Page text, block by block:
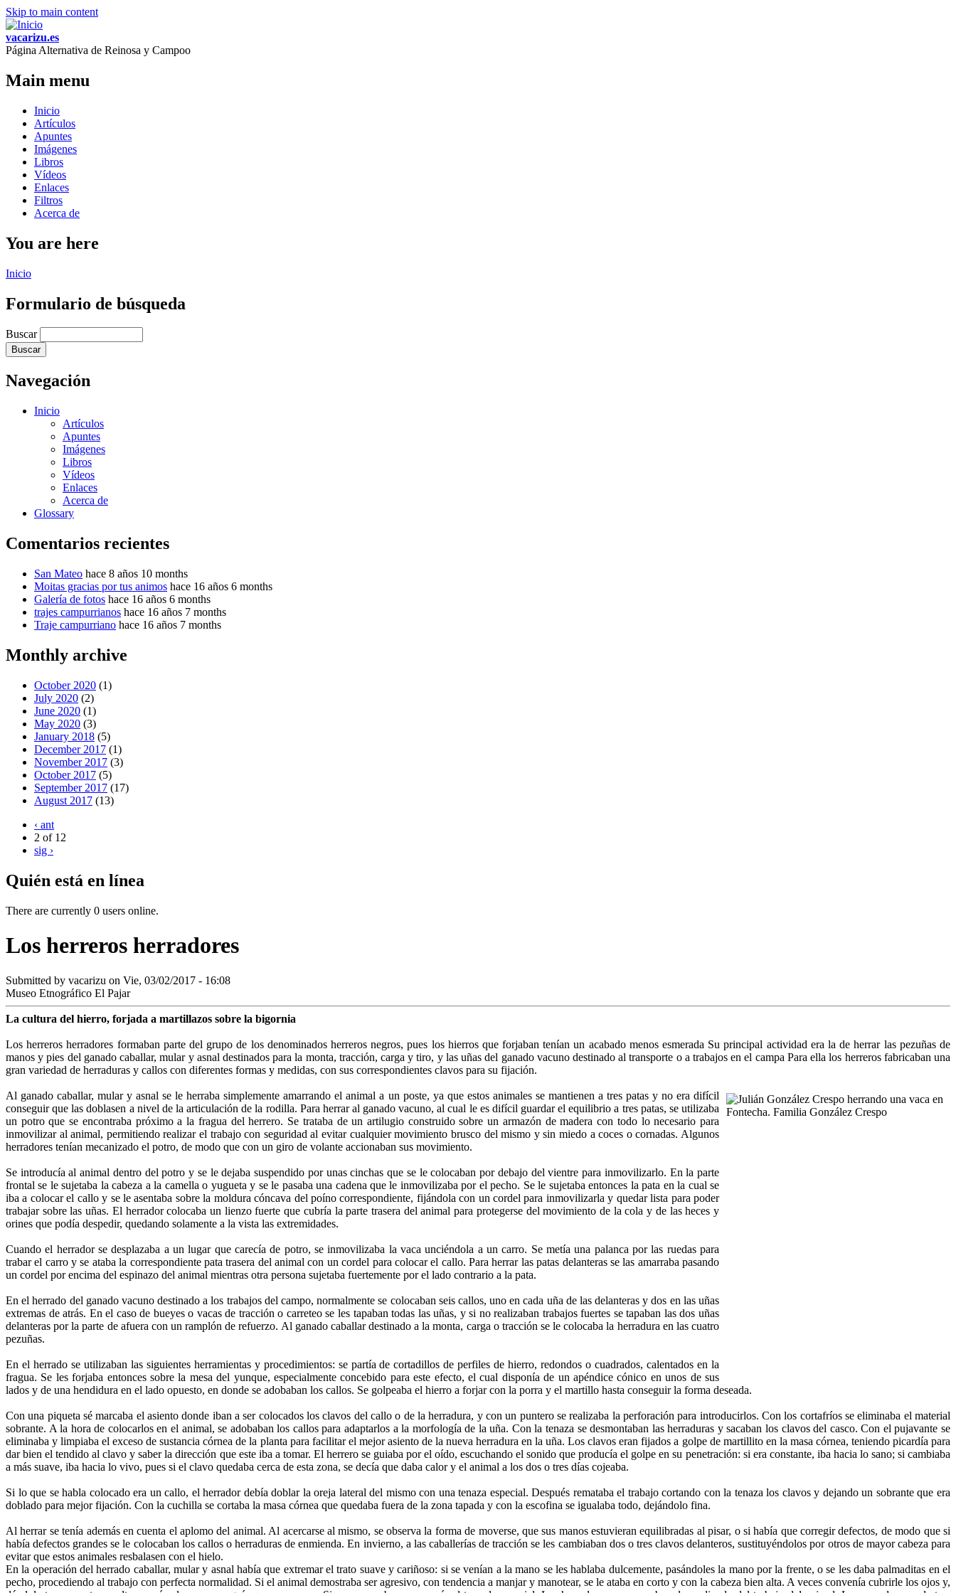
Skip to main content
vacarizu.es
Página Alternativa de Reinosa y Campoo
Main menu
Inicio
Artículos
Apuntes
Imágenes
Libros
Vídeos
Enlaces
Filtros
Acerca de
You are here
Inicio
Formulario de búsqueda
Buscar
Navegación
Inicio
Artículos
Apuntes
Imágenes
Libros
Vídeos
Enlaces
Acerca de
Glossary
Comentarios recientes
San Mateo hace 8 años 10 months
Moitas gracias por tus animos hace 16 años 6 months
Galería de fotos hace 16 años 6 months
trajes campurrianos hace 16 años 7 months
Traje campurriano hace 16 años 7 months
Monthly archive
October 2020 (1)
July 2020 (2)
June 2020 (1)
May 2020 (3)
January 2018 (5)
December 2017 (1)
November 2017 (3)
October 2017 (5)
September 2017 (17)
August 2017 (13)
‹ ant
2 of 12
sig ›
Quién está en línea
There are currently 0 users online.
Los herreros herradores
Submitted by vacarizu on Vie, 03/02/2017 - 16:08
Museo Etnográfico El Pajar
La cultura del hierro, forjada a martillazos sobre la bigornia
Los herreros herradores formaban parte del grupo de los denominados herreros negros, pues los hierros que forjaban tenían un acabado menos esmerada Su principal actividad era la de herrar las pezuñas de
manos y pies del ganado caballar, mular y asnal destinados para la monta, tracción, carga y tiro, y las uñas del ganado vacuno destinado al transporte o a trabajos en el campa Para ella los herreros fabricaban una
gran variedad de herraduras y callos con diferentes formas y medidas, con sus correspondientes clavos para su fijación.
Al ganado caballar, mular y asnal se le herraba simplemente amarrando el animal a un poste, ya que estos animales se mantienen a tres patas y no era difícil
conseguir que las doblasen a nivel de la articulación de la rodilla. Para herrar al ganado vacuno, al cual le es difícil guardar el equilibrio a tres patas, se utilizaba
un potro que se encontraba próximo a la fragua del herrero. Se trataba de un artilugio construido sobre un armazón de madera con todo lo necesario para
inmovilizar al animal, permitiendo realizar el trabajo con seguridad al evitar cualquier movimiento brusco del mismo y sin miedo a coces o cornadas. Algunos
herradores tenían mecanizado el potro, de modo que con un giro de volante accionaban sus movimiento.
Se introducía al animal dentro del potro y se le dejaba suspendido por unas cinchas que se le colocaban por debajo del vientre para inmovilizarlo. En la parte
frontal se le sujetaba la cabeza a la camella o yugueta y se le pasaba una cadena que le inmovilizaba por el pecho. Se le sujetaba entonces la pata en la cual se
iba a colocar el callo y se le asentaba sobre la moldura cóncava del poíno correspondiente, fijándola con un cordel para inmovilizarla y quedar lista para poder
trabajar sobre las uñas. El herrador colocaba un lienzo fuerte que cubría la parte trasera del animal para protegerse del movimiento de la cola y de las heces y
orines que podía despedir, quedando solamente a la vista las extremidades.
Cuando el herrador se desplazaba a un lugar que carecía de potro, se inmovilizaba la vaca unciéndola a un carro. Se metía una palanca por las ruedas para
trabar el carro y se ataba la correspondiente pata trasera del animal con un cordel para colocar el callo. Para herrar las patas delanteras se las amarraba pasando
un cordel por encima del espinazo del animal mientras otra persona sujetaba fuertemente por el lado contrario a la pata.
En el herrado del ganado vacuno destinado a los trabajos del campo, normalmente se colocaban seis callos, uno en cada uña de las delanteras y dos en las uñas
extremas de atrás. En el caso de bueyes o vacas de tracción o carreteo se les tapaban todas las uñas, y si no realizaban trabajos fuertes se tapaban las dos uñas
delanteras por la parte de afuera con un ramplón de refuerzo. Al ganado caballar destinado a la monta, carga o tracción se le colocaba la herradura en las cuatro
pezuñas.
En el herrado se utilizaban las siguientes herramientas y procedimientos: se partía de cortadillos de perfiles de hierro, redondos o cuadrados, calentados en la
fragua. Se les forjaba entonces sobre la mesa del yunque, especialmente concebido para este efecto, el cual disponía de un apéndice cónico en unos de sus
lados y de una hendidura en el lado opuesto, en donde se adobaban los callos. Se golpeaba el hierro a forjar con la porra y el martillo hasta conseguir la forma deseada.
Con una piqueta sé marcaba el asiento donde iban a ser colocados los clavos del callo o de la herradura, y con un puntero se realizaba la perforación para introducirlos. Con los cortafríos se eliminaba el material
sobrante. A la hora de colocarlos en el animal, se adobaban los callos para adaptarlos a la morfología de la uña. Con la tenaza se desmontaban las herraduras y sacaban los clavos del casco. Con el pujavante se
eliminaba y limpiaba el exceso de sustancia córnea de la planta para facilitar el mejor asiento de la nueva herradura en la uña. Los clavos eran fijados a golpe de martillito en la masa córnea, teniendo picardía para
dar bien el tendido al clavo y saber la dirección que este iba a tomar. El herrero se guiaba por el oído, escuchando el sonido que producía el golpe en su penetración: si era constante, iba hacia lo sano; si cambiaba
a más suave, iba hacia lo vivo, pues si el clavo quedaba cerca de esta zona, se decía que daba calor y el animal a los dos o tres días cojeaba.
Si lo que se habla colocado era un callo, el herrador debía doblar la oreja lateral del mismo con una tenaza especial. Después remataba el trabajo cortando con la tenaza los clavos y dejando un sobrante que era
doblado para mejor fijación. Con la cuchilla se cortaba la masa córnea que quedaba fuera de la zona tapada y con la escofina se igualaba todo, dejándolo fina.
Al herrar se tenía además en cuenta el aplomo del animal. Al acercarse al mismo, se observa la forma de moverse, que sus manos estuvieran equilibradas al pisar, o si había que corregir defectos, de modo que si
había defectos grandes se le colocaban los callos o herraduras de enmienda. En invierno, a las caballerías de tracción se les cambiaban dos o tres clavos delanteros, sustituyéndolos por otros de mayor cabeza para
evitar que estos animales resbalasen con el hielo.
En la operación del herrado caballar, mular y asnal había que extremar el trato suave y cariñoso: si se venían a la mano se les hablaba dulcemente, pasándoles la mano por la frente, o se les daba palmaditas en el
pecho, procediendo al trabajo con perfecta normalidad. Si el animal demostraba ser agresivo, con tendencia a manjar y manotear, se le ataba en corto y con la cabeza bien alta. A veces convenía cubrirle los ojos y,